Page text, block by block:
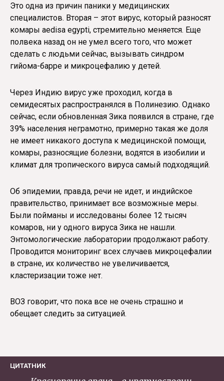
Это одна из причин паники у медицинских
специалистов. Вторая – этот вирус, который разносят
комары aedisa egypti, стремительно меняется. Еще
полвека назад он не умел всего того, что может
сделать с людьми сейчас, вызывать синдром
гийома-барре и микроцефалию у детей.
Через Индию вирус уже проходил, когда в
семидесятых распространялся в Полинезию. Однако
сейчас, если обновленная Зика появился в стране, где
39% населения неграмотно, примерно такая же доля
не имеет никакого доступа к медицинской помощи,
комары, разносящие болезни, водятся в изобилии и
климат для тропического вируса самый подходящий.
Об эпидемии, правда, речи не идет, и индийское
правительство, принимает все возможные меры.
Были пойманы и исследованы более 12 тысяч
комаров, ни у одного вируса Зика не нашли.
Энтомологические лаборатории продолжают работу.
Проводится мониторинг всех случаев микроцефалии
в стране, их количество не увеличивается,
кластеризации тоже нет.
ВОЗ говорит, что пока все не очень страшно и
обещает следить за ситуацией.
ЦИТАТНИК